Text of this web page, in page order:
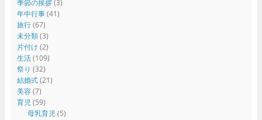
季節の挨拶(3)
年中行事(41)
旅行(67)
未分類(3)
片付け (2)
生活(109)
祭り (32)
結婚式(21)
美容(7)
育児(59)
母乳育児(5)